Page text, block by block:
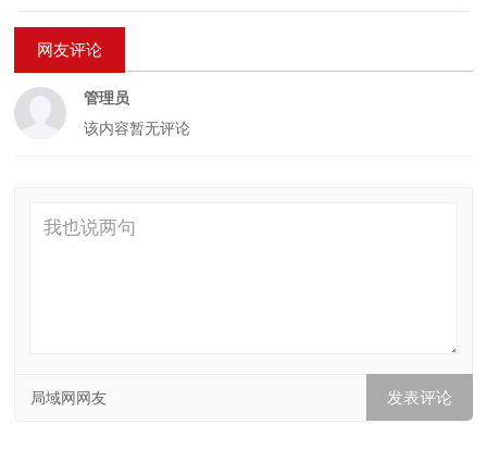
网友评论
管理员
该内容暂无评论
局域网网友